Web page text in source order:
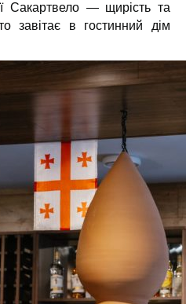
Сакартвело — щирість та
завітає в гостинний дім